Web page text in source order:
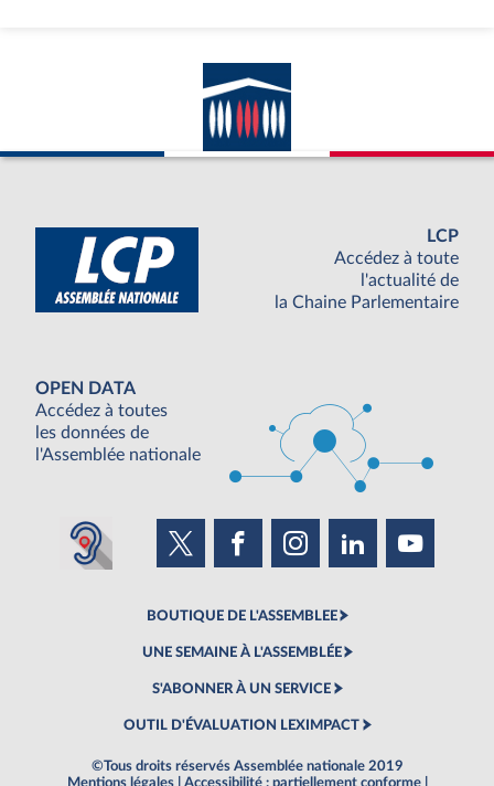
LCP
Accédez à toute
l'actualité de
la Chaine Parlementaire
OPEN DATA
Accédez à toutes
les données de
l'Assemblée nationale
BOUTIQUE DE L'ASSEMBLEE
UNE SEMAINE À L'ASSEMBLÉE
S'ABONNER À UN SERVICE
OUTIL D'ÉVALUATION LEXIMPACT
©Tous droits réservés Assemblée nationale 2019
Mentions légales
Accessibilité : partiellement conforme